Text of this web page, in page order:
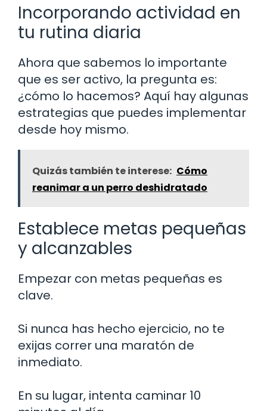
Incorporando actividad en
tu rutina diaria
Ahora que sabemos lo importante
que es ser activo, la pregunta es:
¿cómo lo hacemos? Aquí hay algunas
estrategias que puedes implementar
desde hoy mismo.
Quizás también te interese: Cómo
reanimar a un perro deshidratado
Establece metas pequeñas
y alcanzables
Empezar con metas pequeñas es
clave.
Si nunca has hecho ejercicio, no te
exijas correr una maratón de
inmediato.
En su lugar, intenta caminar 10